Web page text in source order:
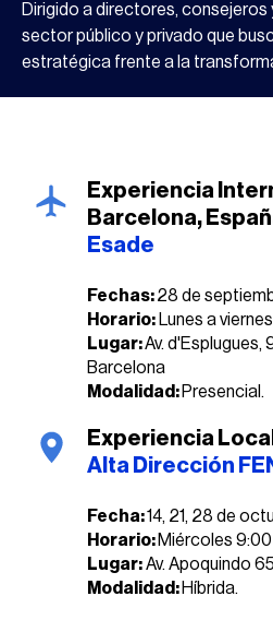
Dirigido a directores, consejeros
sector público y privado que
estratégica frente a la
Experiencia
Barcelona,
Esade
Fechas:28 de
Horario: Lunes a
Lugar:Av.
Barcelona
Modalidad: Presencial.
Experiencia
Alta Dirección
Fecha:14, 21, 28 de
Horario: Miércoles 9:00
Lugar:Av. Apoquindo
Modalidad: Híbrida.